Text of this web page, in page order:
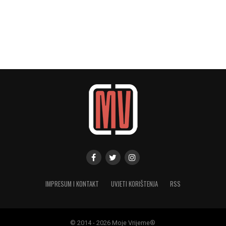
IMPRESUM I KONTAKT UVJETI KORIŠTENJA RSS
© 2014 - 2026 Moje Vrijeme®